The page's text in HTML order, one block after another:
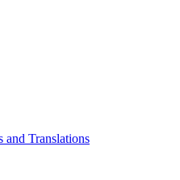
Translations